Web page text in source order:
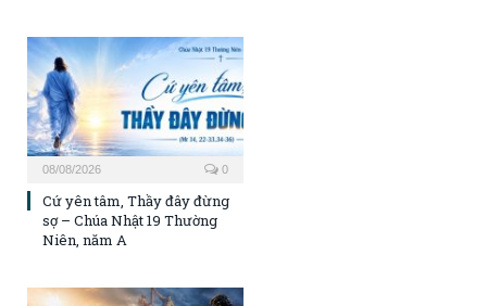
08/08/2026 0
Cứ yên tâm, Thầy đây đừng
sợ – Chúa Nhật 19 Thường
Niên, năm A